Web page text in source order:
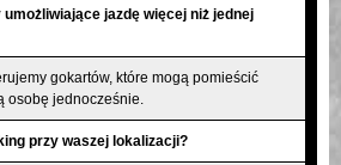
jazdę więcej niż jednej
gokartów, które mogą pomieścić
osobę jednocześnie.
przy waszej lokalizacji?